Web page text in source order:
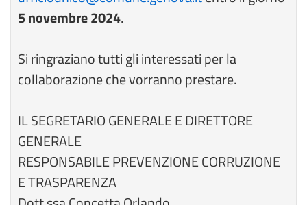
5 novembre 2024.
Si ringraziano tutti gli interessati per la
collaborazione che vorranno prestare.
IL SEGRETARIO GENERALE E DIRETTORE
GENERALE
RESPONSABILE PREVENZIONE CORRUZIONE
E TRASPARENZA